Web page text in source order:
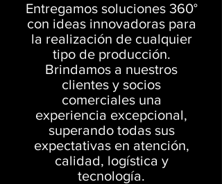
Entregamos soluciones 360°
con ideas innovadoras para
la realización de cualquier
tipo de producción.
Brindamos a nuestros
clientes y socios
comerciales una
experiencia excepcional,
superando todas sus
expectativas en atención,
calidad, logística y
tecnología.